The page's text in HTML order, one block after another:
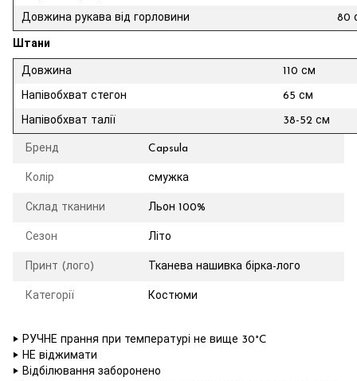
Довжина рукава від горловини 80
Штани
Довжина 110 см
Напівобхват стегон 65 см
Напівобхват талії 38-52 см
Бренд Capsula
Колір смужка
Склад тканини Льон 100%
Сезон Літо
Принт (лого) Тканева нашивка бірка-лого
Категорії Костюми
‣ РУЧНЕ прання при температурі не вище 30°C
‣ НЕ віджимати
‣ Відбілювання заборонено